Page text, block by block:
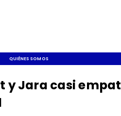
QUIÉNES SOMOS
y Jara casi